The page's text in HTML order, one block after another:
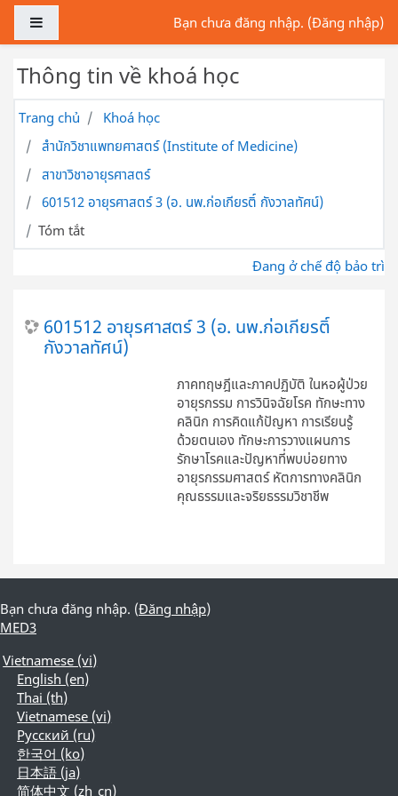
Chuyển tới nội dung chính
Bảng điều khiển cạnhBạn chưa đăng nhập. (Đăng nhập)
Thông tin về khoá học
Trang chủ
Khoá học
สำนักวิชาแพทยศาสตร์ (Institute of Medicine)
สาขาวิชาอายุรศาสตร์
601512 อายุรศาสตร์ 3 (อ. นพ.ก่อเกียรติ์ กังวาลทัศน์)
Tóm tắt
Đang ở chế độ bảo trì
601512 อายุรศาสตร์ 3 (อ. นพ.ก่อเกียรติ์
กังวาลทัศน์)
ภาคทฤษฎีและภาคปฏิบัติ ในหอผู้ป่วย
อายุรกรรม การวินิจฉัยโรค ทักษะทาง
คลินิก การคิดแก้ปัญหา การเรียนรู้
ด้วยตนเอง ทักษะการวางแผนการ
รักษาโรคและปัญหาที่พบบ่อยทาง
อายุรกรรมศาสตร์ หัตการทางคลินิก
คุณธรรมและจริยธรรมวิชาชีพ
Bạn chưa đăng nhập. (Đăng nhập)
MED3
Vietnamese ‎(vi)‎
English ‎(en)‎
Thai ‎(th)‎
Vietnamese ‎(vi)‎
Русский ‎(ru)‎
한국어 ‎(ko)‎
日本語 ‎(ja)‎
简体中文 ‎(zh_cn)‎